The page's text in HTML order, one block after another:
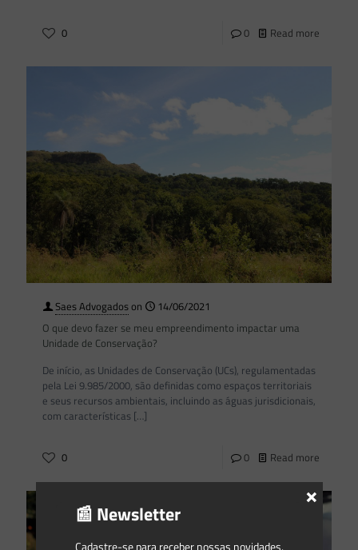
0 0 Read more
Saes Advogadoson
14/06/2021
O que devo fazer se meu empreendimento impactar uma
Unidade de Conservação?
De início, as Unidades de Conservação (UCs), regulamentadas
pela Lei 9.985/2000, são definidas como espaços territoriais
e seus recursos ambientais, incluindo as águas jurisdicionais,
com características […]
0 0 Read more
📰 Newsletter
Cadastre-se para receber nossas novidades.
×